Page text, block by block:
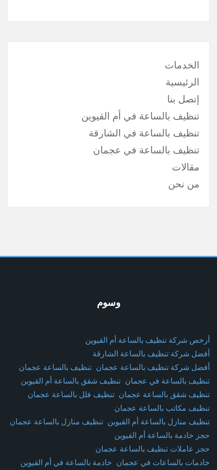
الخدمات
الرئيسية
إتصل بنا
تنظيف بالساعة في أم القيوين
تنظيف بالساعة في الشارقة
تنظيف بالساعة في عجمان
مقالات
من نحن
وسوم
أرخص شركة تنظيف بالساعة أم القيوين
أفضل شركة تنظيف بالساعة الشارقة
أفضل شركة تنظيف بالساعة عجمان تنظيف بالساعة عجمان
تنظيف بالساعة في عجمان تنظيف شقق بالساعة أم القيوين
تنظيف شقق بالساعة عجمان تنظيف فلل بالساعة عجمان
تنظيف مكاتب بالساعة عجمان
تنظيف منازل بالساعة أم القيوين تنظيف منازل بالساعة عجمان
حجز خادمة بالساعة أم القيوين
حجز عاملات تنظيف بالساعة عجمان
خادمات بالساعات في عجمان خادمة بالساعة في أم القيوين